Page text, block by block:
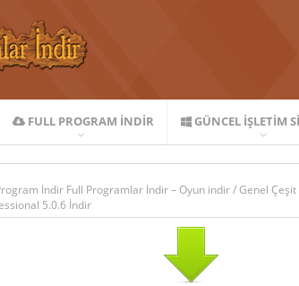
FULL PROGRAM INDIR GÜNCEL İŞLETIM
İndir Full Programlar İndir – Oyun indir/Genel
5.0.6 İndir